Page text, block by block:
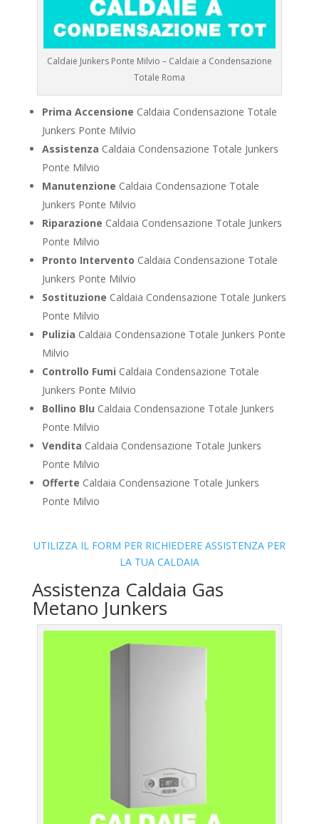
Caldaie Junkers Ponte Milvio – Caldaie a Condensazione
Totale Roma
Prima Accensione Caldaia Condensazione Totale
Junkers Ponte Milvio
Assistenza Caldaia Condensazione Totale Junkers
Ponte Milvio
Manutenzione Caldaia Condensazione Totale
Junkers Ponte Milvio
Riparazione Caldaia Condensazione Totale Junkers
Ponte Milvio
Pronto Intervento Caldaia Condensazione Totale
Junkers Ponte Milvio
Sostituzione Caldaia Condensazione Totale Junkers
Ponte Milvio
Pulizia Caldaia Condensazione Totale Junkers Ponte
Milvio
Controllo Fumi Caldaia Condensazione Totale
Junkers Ponte Milvio
Bollino Blu Caldaia Condensazione Totale Junkers
Ponte Milvio
Vendita Caldaia Condensazione Totale Junkers
Ponte Milvio
Offerte Caldaia Condensazione Totale Junkers
Ponte Milvio
UTILIZZA IL FORM PER RICHIEDERE ASSISTENZA PER
LA TUA CALDAIA
Assistenza Caldaia Gas
Metano Junkers